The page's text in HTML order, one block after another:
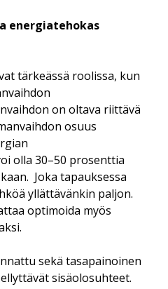
energiatehokas
tärkeässä roolissa, kun
on oltava riittävä
osuus
olla 30–50 prosenttia
Joka tapauksessa
yllättävänkin paljon.
optimoida myös
sekä tasapainoinen
sisäolosuhteet.